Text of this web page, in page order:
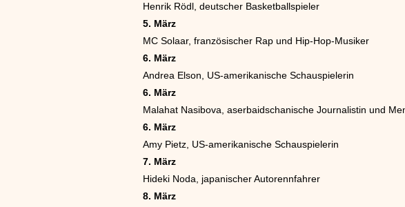
Henrik Rödl, deutscher Basketballspieler
5. März
MC Solaar, französischer Rap und Hip-Hop-Musiker
6. März
Andrea Elson, US-amerikanische Schauspielerin
6. März
Malahat Nasibova, aserbaidschanische Journalistin und
6. März
Amy Pietz, US-amerikanische Schauspielerin
7. März
Hideki Noda, japanischer Autorennfahrer
8. März